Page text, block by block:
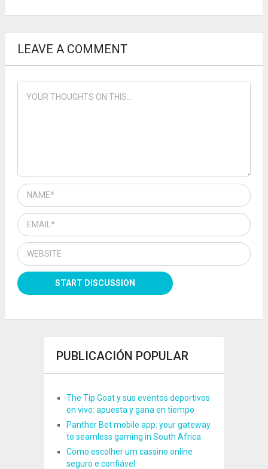
LEAVE A COMMENT
PUBLICACIÓN POPULAR
The Tip Goat y sus eventos deportivos
en vivo: apuesta y gana en tiempo
Panther Bet mobile app: your gateway
to seamless gaming in South Africa
Como escolher um cassino online
seguro e confiável